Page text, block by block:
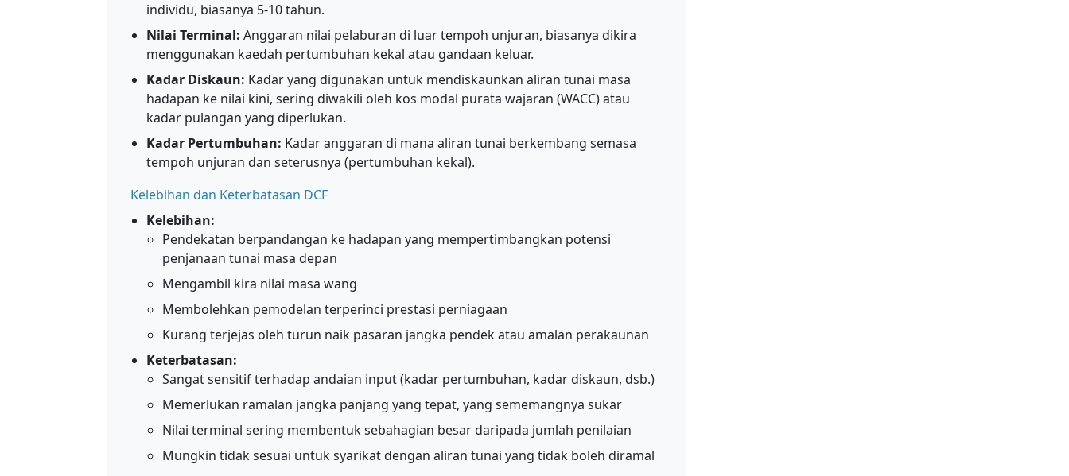
individu, biasanya 5-10 tahun.
Nilai Terminal: Anggaran nilai pelaburan di luar tempoh unjuran, biasanya dikira
menggunakan kaedah pertumbuhan kekal atau gandaan keluar.
Kadar Diskaun: Kadar yang digunakan untuk mendiskaunkan aliran tunai masa
hadapan ke nilai kini, sering diwakili oleh kos modal purata wajaran (WACC) atau
kadar pulangan yang diperlukan.
Kadar Pertumbuhan: Kadar anggaran di mana aliran tunai berkembang semasa
tempoh unjuran dan seterusnya (pertumbuhan kekal).
Kelebihan dan Keterbatasan DCF
Kelebihan:
Pendekatan berpandangan ke hadapan yang mempertimbangkan potensi
penjanaan tunai masa depan
Mengambil kira nilai masa wang
Membolehkan pemodelan terperinci prestasi perniagaan
Kurang terjejas oleh turun naik pasaran jangka pendek atau amalan perakaunan
Keterbatasan:
Sangat sensitif terhadap andaian input (kadar pertumbuhan, kadar diskaun, dsb.)
Memerlukan ramalan jangka panjang yang tepat, yang sememangnya sukar
Nilai terminal sering membentuk sebahagian besar daripada jumlah penilaian
Mungkin tidak sesuai untuk syarikat dengan aliran tunai yang tidak boleh diramal